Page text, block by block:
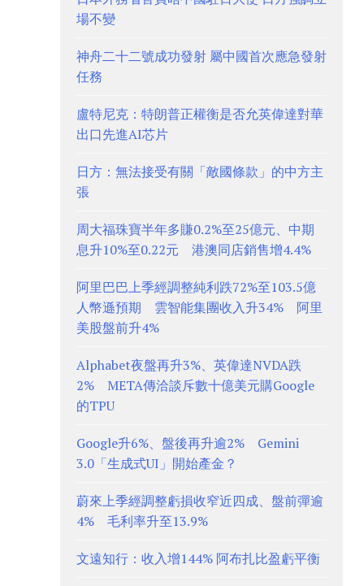
場不變
神舟二十二號成功發射 屬中國首次應急發射
任務
盧特尼克：特朗普正權衡是否允英偉達對華
出口先進AI芯片
日方：無法接受有關「敵國條款」的中方主
張
周大福珠寶半年多賺0.2%至25億元、中期
息升10%至0.22元 港澳同店銷售增4.4%
阿里巴巴上季經調整純利跌72%至103.5億
人幣遜預期 雲智能集團收入升34% 阿里
美股盤前升4%
Alphabet夜盤再升3%、英偉達NVDA跌
2% META傳洽談斥數十億美元購Google
的TPU
Google升6%、盤後再升逾2% Gemini
3.0「生成式UI」開始產金？
蔚來上季經調整虧損收窄近四成、盤前彈逾
4% 毛利率升至13.9%
文遠知行：收入增144% 阿布扎比盈虧平衡